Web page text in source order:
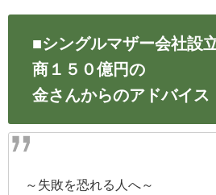
■シングルマザー会社設
商１５０億円の
金さんからのアドバイス
～失敗を恐れる人へ～